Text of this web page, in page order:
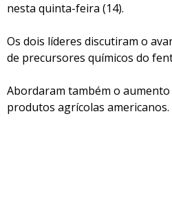
nesta quinta-feira (14).
Os dois líderes discutiram o
de precursores químicos do
Abordaram também o aumento
produtos agrícolas americanos.